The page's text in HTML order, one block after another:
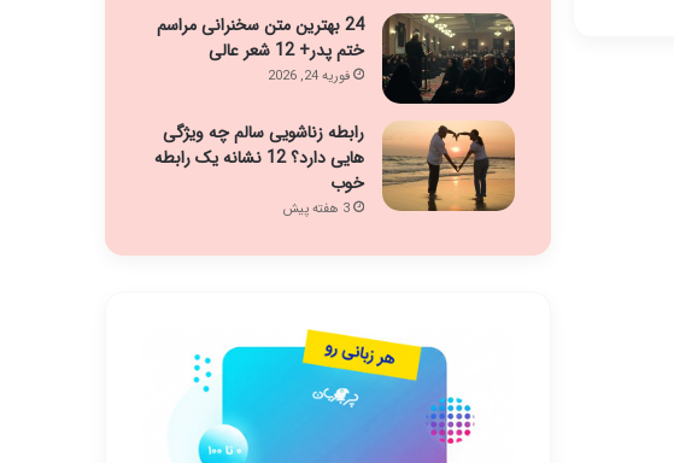
24 بهترین متن سخنرانی مراسم
ختم پدر+ 12 شعر عالی
فوریه 24, 2026
رابطه زناشویی سالم چه ویژگی
هایی دارد؟ 12 نشانه یک رابطه
خوب
3 هفته پیش